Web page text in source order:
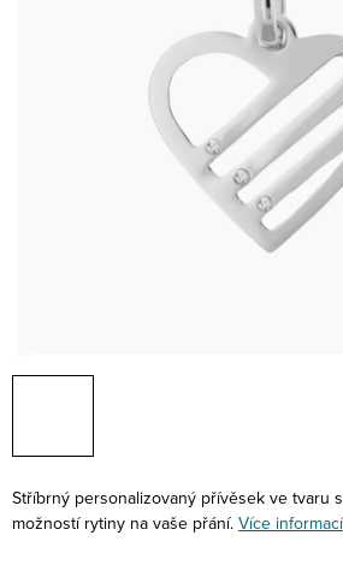
Stříbrný personalizovaný přívěsek ve tvaru
možností rytiny na vaše přání. Více informací